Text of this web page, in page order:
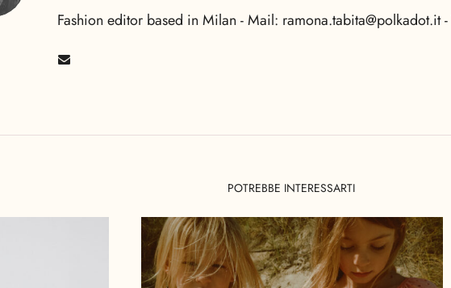
Fashion editor based in Milan - Mail: ramona.tabita@polkadot.it -
POTREBBE INTERESSARTI